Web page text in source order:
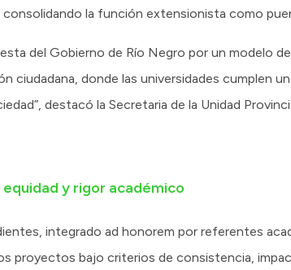
la función extensionista como
del Gobierno de Río Negro por un modelo
ciudadana, donde las universidades cumplen
destacó la Secretaria de la Unidad
y rigor académico
integrado ad honorem por referentes
proyectos bajo criterios de consistencia,